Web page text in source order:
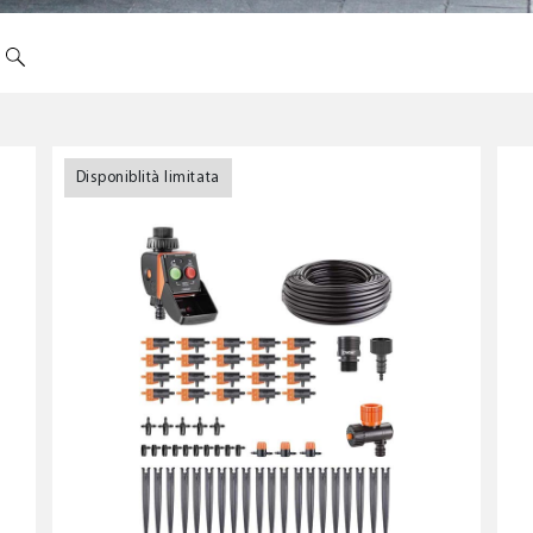
A GOCCIA
e raccordi Block-System e
e microirrigatori
di irrigazione autonomi
Programmatori e Rain
Elettrovalvole
Irrigatori
Disponiblità limitata